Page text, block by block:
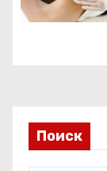
Поиск